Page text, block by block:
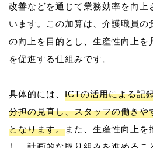
改善などを通じて業務効率を向上
います。この加算は、介護職員の
の向上を目的とし、生産性向上を
を促進する仕組みです。
具体的には、 ICTの活用による記
分担の見直し、スタッフの働きや
となります。また、生産性向上